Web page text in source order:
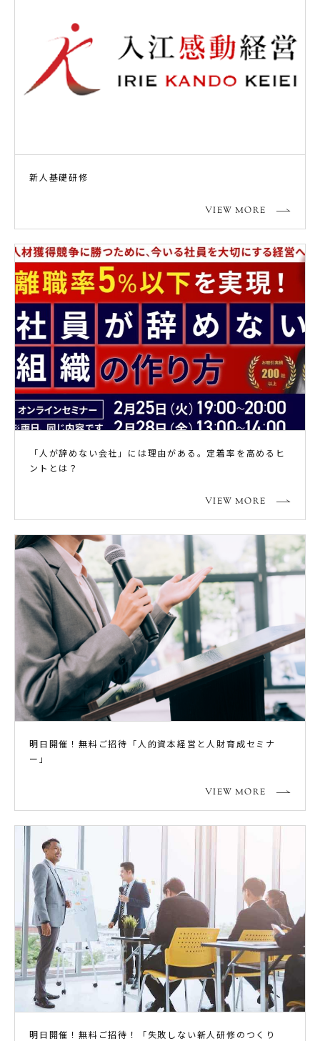
新人基礎研修
VIEW MORE
「人が辞めない会社」には理由がある。定着率を高めるヒ
ントとは？
VIEW MORE
明日開催！無料ご招待「人的資本経営と人財育成セミナ
ー」
VIEW MORE
明日開催！無料ご招待！「失敗しない新人研修のつくり